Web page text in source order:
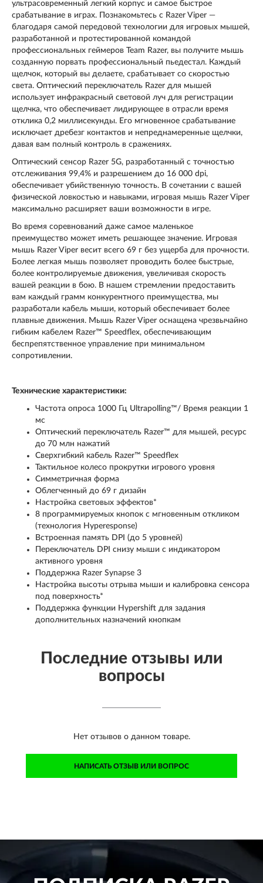
ультрасовременный легкий корпус и самое быстрое
срабатывание в играх. Познакомьтесь с Razer Viper —
благодаря самой передовой технологии для игровых мышей,
разработанной и протестированной командой
профессиональных геймеров Team Razer, вы получите мышь
созданную порвать профессиональный пьедестал. Каждый
щелчок, который вы делаете, срабатывает со скоростью
света. Оптический переключатель Razer для мышей
использует инфракрасный световой луч для регистрации
щелчка, что обеспечивает лидирующее в отрасли время
отклика 0,2 миллисекунды. Его мгновенное срабатывание
исключает дребезг контактов и непреднамеренные щелчки,
давая вам полный контроль в сражениях.
Оптический сенсор Razer 5G, разработанный с точностью
отслеживания 99,4% и разрешением до 16 000 dpi,
обеспечивает убийственную точность. В сочетании с вашей
физической ловкостью и навыками, игровая мышь Razer Viper
максимально расширяет ваши возможности в игре.
Во время соревнований даже самое маленькое
преимущество может иметь решающее значение. Игровая
мышь Razer Viper весит всего 69 г без ущерба для прочности.
Более легкая мышь позволяет проводить более быстрые,
более контролируемые движения, увеличивая скорость
вашей реакции в бою. В нашем стремлении предоставить
вам каждый грамм конкурентного преимущества, мы
разработали кабель мыши, который обеспечивает более
плавные движения. Мышь Razer Viper оснащена чрезвычайно
гибким кабелем Razer™ Speedflex, обеспечивающим
беспрепятственное управление при минимальном
сопротивлении.
Технические характеристики:
Частота опроса 1000 Гц Ultrapolling™/ Время реакции 1
мс
Оптический переключатель Razer™ для мышей, ресурс
до 70 млн нажатий
Сверхгибкий кабель Razer™ Speedflex
Тактильное колесо прокрутки игрового уровня
Симметричная форма
Облегченный до 69 г дизайн
Настройка световых эффектов*
8 программируемых кнопок с мгновенным откликом
(технология Hyperesponse)
Встроенная память DPI (до 5 уровней)
Переключатель DPI снизу мыши с индикатором
активного уровня
Поддержка Razer Synapse 3
Настройка высоты отрыва мыши и калибровка сенсора
под поверхность*
Поддержка функции Hypershift для задания
дополнительных назначений кнопкам
Последние отзывы или
вопросы
Нет отзывов о данном товаре.
НАПИСАТЬ ОТЗЫВ ИЛИ ВОПРОС